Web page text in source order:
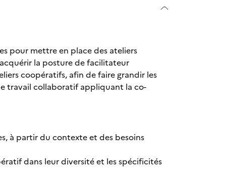
pour mettre en place des ateliers
la posture de facilitateur
coopératifs, afin de faire grandir les
travail collaboratif appliquant la co-
à partir du contexte et des besoins
dans leur diversité et les spécificités